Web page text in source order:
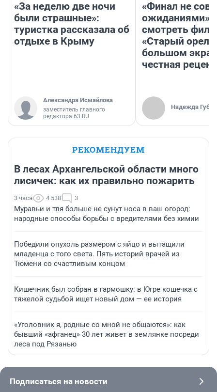
«За неделю две ночи
были страшные»:
туристка рассказала об
отдыхе в Крыму
Александра Исмайлова
заместитель главного
редактора 63.RU
«Финал не
ожиданиями»:
смотреть
«Старый орел»
большом
честная
Надежда
РЕКОМЕНДУЕМ
В лесах Архангельской области много
лисичек: как их правильно пожарить
3 часа 4 538 3
Муравьи и тля больше не сунут носа в ваш огород:
народные способы борьбы с вредителями без химии
Победили опухоль размером с яйцо и вытащили
младенца с того света. Пять историй врачей из
Тюмени со счастливым концом
Кишечник был собран в гармошку: в Югре кошечка с
тяжелой судьбой ищет новый дом — ее история
«Уголовник я, родные со мной не общаются»: как
бывший «афганец» 30 лет живет в землянке посреди
леса под Рязанью
Подписаться на новости